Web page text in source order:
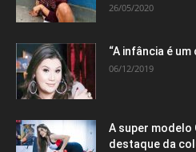
26/05/2020
“A infância é
06/12/2019
A super modelo
destaque da